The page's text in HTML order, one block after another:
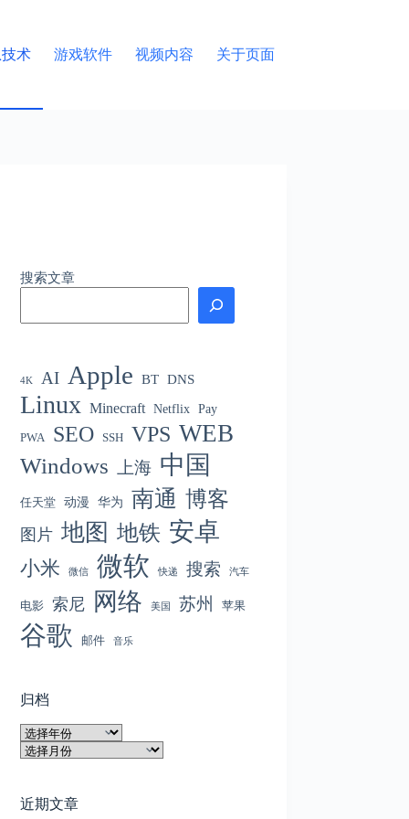
术 游戏软件 视频内容 关于页面
搜索文章
4K AI Apple BT DNS
Linux Minecraft Netflix Pay
PWA SEO SSH VPS WEB
Windows 上海 中国
任天堂 动漫 华为 南通 博客
图片 地图 地铁 安卓
小米 微信 微软 快递 搜索 汽车
电影 索尼 网络 美国 苏州 苹果
谷歌 邮件 音乐
归档
归
档
归
近期文章